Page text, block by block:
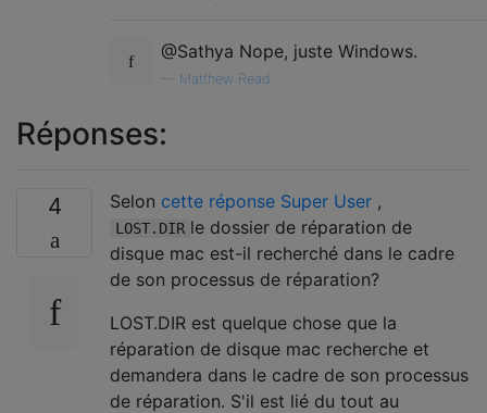
@Sathya Nope, juste Windows.
Matthew Read
Réponses:
4 Selon cette réponse Super User ,
LOST.DIR le dossier de réparation de
disque mac est-il recherché dans le cadre
de son processus de réparation?
LOST.DIR est quelque chose que la
réparation de disque mac recherche et
demandera dans le cadre de son processus
de réparation. S'il est lié du tout au